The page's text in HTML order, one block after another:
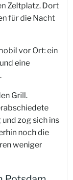
Zeltplatz. Dort
für die Nacht
vor Ort: ein
eine
Grill.
zog sich ins
noch die
weniger